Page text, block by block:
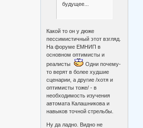
будущее...
Какой то он у дюже
пессимистичный этот взгляд.
На форуме ЕМНИП в
основном оптимисты и
реалисты
Одни почему-
то верят в более худшие
сценарии, а другие /хотя и
оптимисты тоже/ - в
необходимость изучения
автомата Калашникова и
навыков точной стрельбы.
Ну да ладно. Видно не